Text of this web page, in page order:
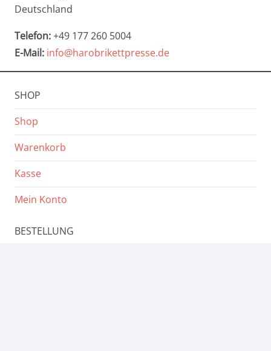
Deutschland
Telefon:+49 177 260 5004
E-Mail: info@harobrikettpresse.de
SHOP
Shop
Warenkorb
Kasse
Mein Konto
BESTELLUNG